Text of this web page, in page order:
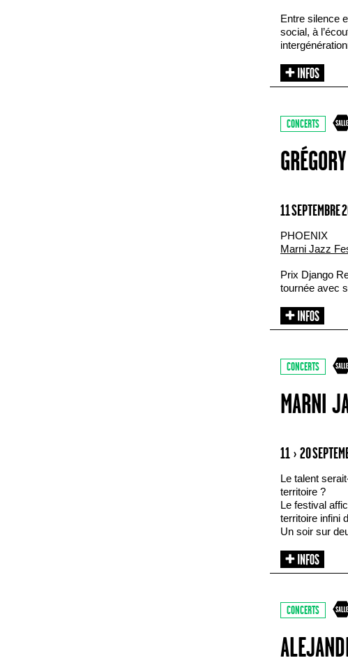
Entre silence
social, à
CONCERTS
11
PHOENIX
Marni Jazz
Prix Django
tournée avec
CONCERTS
MARNI
11 › 20
Le talent
territoire ?
Le festival
territoire infini
Un soir sur
CONCERTS